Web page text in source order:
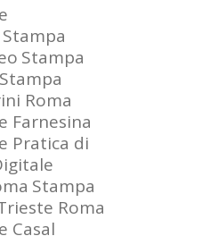
Stampa
Stampa
Stampa
Roma
Farnesina
Pratica di
Stampa
Roma
Casal